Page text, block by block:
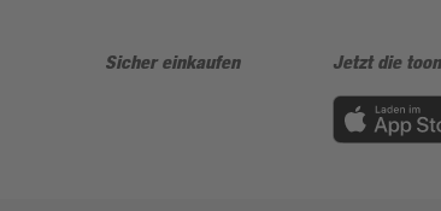
Sicher einkaufen Jetzt die